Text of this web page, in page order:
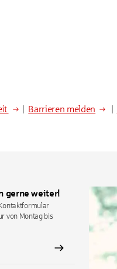
Barrieren melden
gerne weiter!
von Montag bis